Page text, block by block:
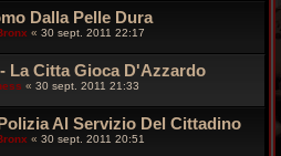
Dalla Pelle Dura
« 30 sept. 2011 22:17
La Citta Gioca D'Azzardo
« 30 sept. 2011 21:33
Al Servizio Del Cittadino
« 30 sept. 2011 20:51